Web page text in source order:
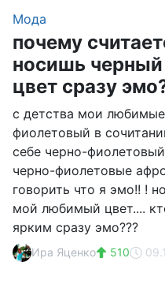
Мода
почему
носишь черный
цвет сразу
с детства мои
фиолетовый в
себе черно-
черно-фиолетовые
говорить что я эмо!! !
мой любимый цвет....
ярким сразу эмо???
Ира Яценко 510